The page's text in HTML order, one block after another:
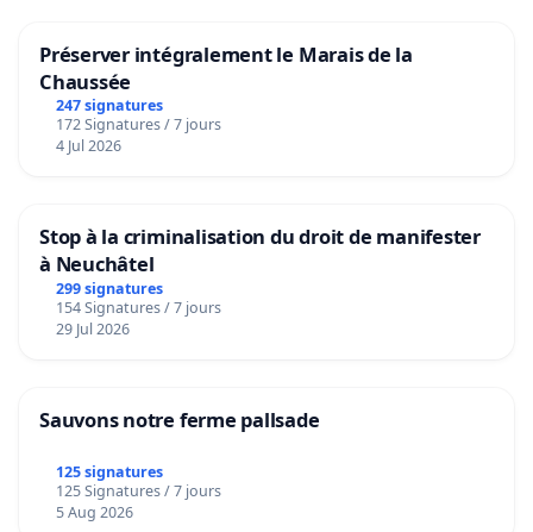
Préserver intégralement le Marais de la
Chaussée
247 signatures
172 Signatures / 7 jours
4 Jul 2026
Stop à la criminalisation du droit de manifester
à Neuchâtel
299 signatures
154 Signatures / 7 jours
29 Jul 2026
Sauvons notre ferme pallsade
125 signatures
125 Signatures / 7 jours
5 Aug 2026